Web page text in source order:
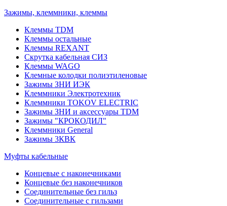
Зажимы, клеммники, клеммы
Клеммы TDM
Клеммы остальные
Клеммы REXANT
Скрутка кабельная СИЗ
Клеммы WAGO
Клемные колодки полиэтиленовые
Зажимы ЗНИ ИЭК
Клеммники Электротехник
Клеммники TOKOV ELECTRIC
Зажимы ЗНИ и аксессуары TDM
Зажимы "КРОКОДИЛ"
Клеммники General
Зажимы 3КВК
Муфты кабельные
Концевые с наконечниками
Концевые без наконечников
Соединительные без гильз
Соединительные с гильзами